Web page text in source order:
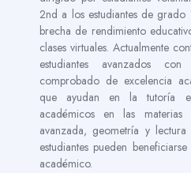
2nd a los estudiantes de
brecha de rendimiento
clases virtuales. Actualmente
estudiantes avanzados
comprobado de excelencia
que ayudan en la tutoría
académicos en las materias
avanzada, geometría y
estudiantes pueden
académico.